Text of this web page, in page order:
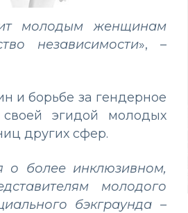
молодым женщинам
независимости», –
и борьбе за гендерное
эгидой молодых
других сфер.
о более инклюзивном,
молодого
бэкграунда –